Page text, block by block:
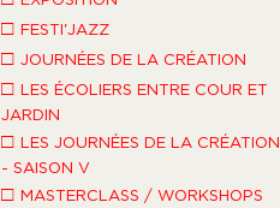
□ FESTI'JAZZ
□ JOURNÉES DE LA CRÉATION
□ LES ÉCOLIERS ENTRE COUR ET
JARDIN
□ LES JOURNÉES DE LA CRÉATION
- SAISON V
□ MASTERCLASS / WORKSHOPS